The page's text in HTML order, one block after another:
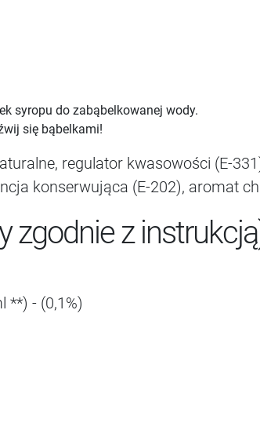
syropu do zabąbelkowanej wody.
się bąbelkami!
regulator kwasowości (E-
konserwująca (E-202), aromat
zgodnie z
**) - (0,1%)